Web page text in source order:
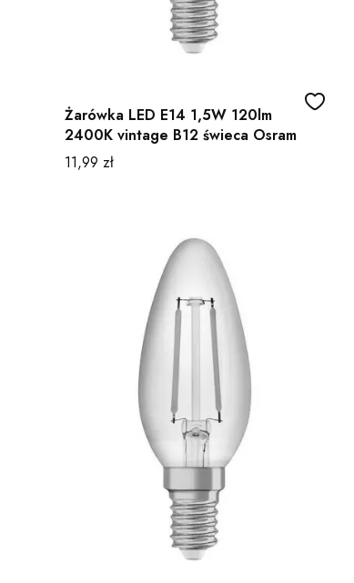
Żarówka LED E14 1,5W 120lm
2400K vintage B12 świeca Osram
Cena
11,99 zł